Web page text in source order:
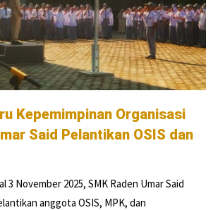
Kepemimpinan Organisasi
Said Pelantikan OSIS dan
3 November 2025, SMK Raden Umar Said
anggota OSIS, MPK, dan